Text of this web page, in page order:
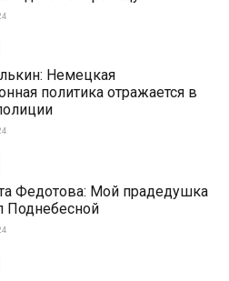
Немецкая
политика отражается в
Федотова: Мой прадедушка
Поднебесной